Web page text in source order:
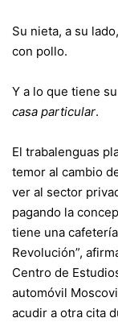
Su nieta, a su
con pollo.
Y a lo que tiene
casa particular.
El trabalenguas
temor al cambio
ver al sector
pagando la
tiene una
Revolución”,
Centro de
automóvil
acudir a otra cita